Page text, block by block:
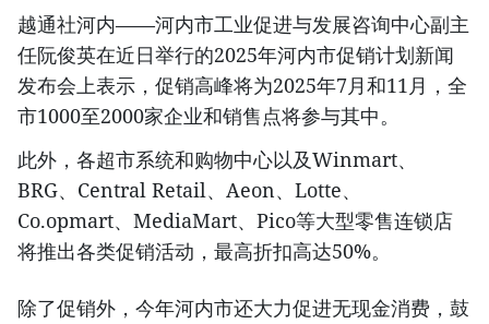
越通社河内——河内市工业促进与发展咨询中心副主
任阮俊英在近日举行的2025年河内市促销计划新闻
发布会上表示，促销高峰将为2025年7月和11月，全
市1000至2000家企业和销售点将参与其中。
此外，各超市系统和购物中心以及Winmart、
BRG、Central Retail、Aeon、Lotte、
Co.opmart、MediaMart、Pico等大型零售连锁店
将推出各类促销活动，最高折扣高达50%。
除了促销外，今年河内市还大力促进无现金消费，鼓